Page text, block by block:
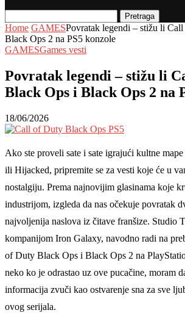
Pretraga
Home GAMESPovratak legendi – stižu li
Black Ops 2 na PS5 konzole
GAMESGames vesti
Povratak legendi – stižu li
Black Ops i Black Ops 2 na
18/06/2026
Ako ste proveli sate i sate igrajući kultne
ili Hijacked, pripremite se za vesti koje će u
nostalgiju. Prema najnovijim glasinama koje
industrijom, izgleda da nas očekuje povratak
najvoljenija naslova iz čitave franšize. Studio
kompanijom Iron Galaxy, navodno radi na
of Duty Black Ops i Black Ops 2 na
neko ko je odrastao uz ove pucačine, moram
informacija zvuči kao ostvarenje sna za sve
ovog serijala.